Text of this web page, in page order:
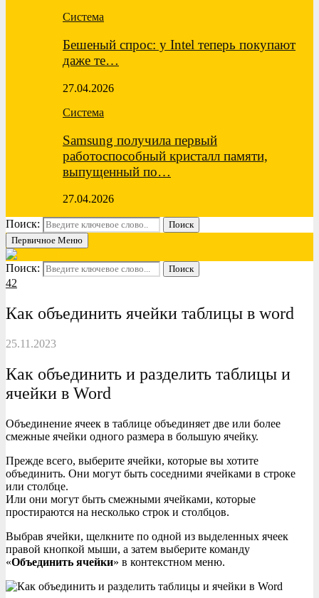
Система
Бешеный спрос: у Intel теперь покупают
даже те…
27.04.2026
Система
Samsung получила первый
работоспособный кристалл памяти,
выпущенный по…
27.04.2026
Поиск:
Поиск
Первичное Меню
Поиск: Поиск
42
Как объединить ячейки таблицы в word
25.11.2023
Как объединить и разделить таблицы и
ячейки в Word
Объединение ячеек в таблице объединяет две или более
смежные ячейки одного размера в большую ячейку.
Прежде всего, выберите ячейки, которые вы хотите
объединить. Они могут быть соседними ячейками в строке
или столбце.
Или они могут быть смежными ячейками, которые
простираются на несколько строк и столбцов.
Выбрав ячейки, щелкните по одной из выделенных ячеек
правой кнопкой мыши, а затем выберите команду
«Объединить ячейки» в контекстном меню.